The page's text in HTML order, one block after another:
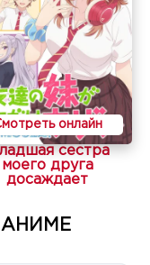
онлайн
сестра
моего друга
досаждает
АНИМЕ